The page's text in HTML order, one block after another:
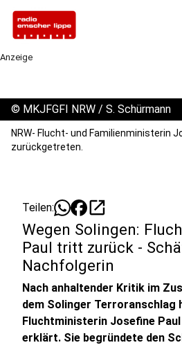
Anzeige
© MKJFGFI NRW / S. Schürmann
NRW- Flucht- und Familienministerin
zurückgetreten.
Teilen: open_in_new
Wegen Solingen:
Paul tritt zurück -
Nachfolgerin
Nach anhaltender Kritik im
dem Solinger Terroranschlag
Fluchtministerin Josefine
erklärt. Sie begründete den